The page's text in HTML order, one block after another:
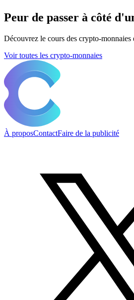
Peur de passer à côté
Découvrez le cours des crypto-monnaies
Voir toutes les crypto-monnaies
À proposContactFaire de la publicité